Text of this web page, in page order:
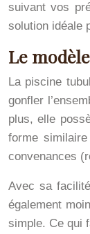
suivant vos
solution idéale
Le
La piscine
gonfler
plus, elle
forme
convenances
Avec sa
également
simple. Ce qui